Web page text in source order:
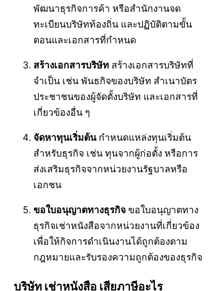
พัฒนาธุรกิจการค้า หรือสำนักงานจด
ทะเบียนบริษัทท้องถิ่น และปฏิบัติตามขั้น
ตอนและเอกสารที่กำหนด
สร้างเอกสารบริษัท สร้างเอกสารบริษัทที่
จำเป็น เช่น พันธกิจของบริษัท สำเนาบัตร
ประชาชนของผู้จัดตั้งบริษัท และเอกสารที่
เกี่ยวข้องอื่น ๆ
จัดหาทุนเริ่มต้นกำหนดแหล่งทุนเริ่มต้น
สำหรับธุรกิจ เช่น ทุนจากผู้ก่อตั้ง หรือการ
ส่งเสริมธุรกิจจากหน่วยงานรัฐบาลหรือ
เอกชน
ขอใบอนุญาตทางธุรกิจ ขอใบอนุญาตทาง
ธุรกิจเช่าหนังสือจากหน่วยงานที่เกี่ยวข้อง
เพื่อให้กิจการดำเนินงานได้ถูกต้องตาม
กฎหมายและรับรองความถูกต้องของธุรกิจ
บริษัท เช่าหนังสือ เสียภาษีอะไร